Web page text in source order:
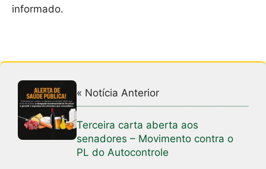
informado.
« Notícia Anterior
Terceira carta aberta aos
senadores – Movimento contra o
PL do Autocontrole